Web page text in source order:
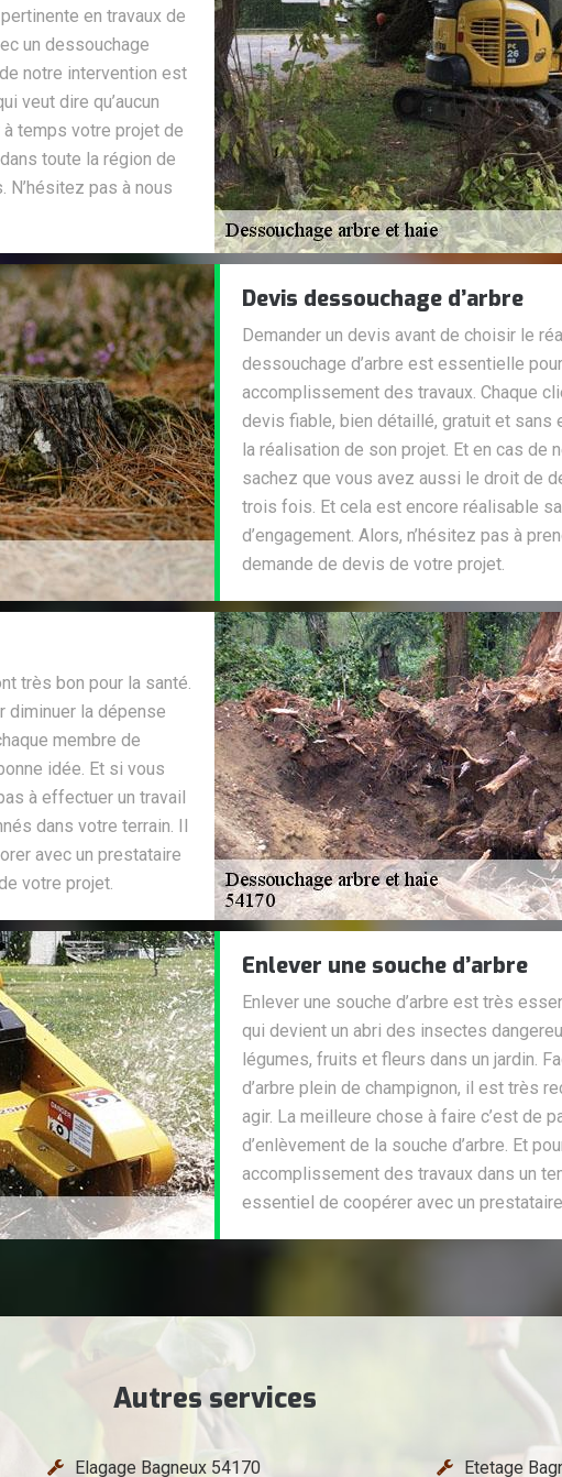
en travaux de
un dessouchage
notre intervention est
veut dire qu’aucun
temps votre projet de
toute la région de
N’hésitez pas à nous
Devis dessouchage d’arbre
Demander un devis avant de choisir le
dessouchage d’arbre est essentielle
accomplissement des travaux. Chaque
devis fiable, bien détaillé, gratuit et sans
la réalisation de son projet. Et en cas de
sachez que vous avez aussi le droit de
trois fois. Et cela est encore réalisable
d’engagement. Alors, n’hésitez pas à
demande de devis de votre projet.
très bon pour la santé.
diminuer la dépense
membre de
idée. Et si vous
à effectuer un travail
dans votre terrain. Il
avec un prestataire
votre projet.
Enlever une souche d’arbre
Enlever une souche d’arbre est très
qui devient un abri des insectes
légumes, fruits et fleurs dans un jardin.
d’arbre plein de champignon, il est très
agir. La meilleure chose à faire c’est de
d’enlèvement de la souche d’arbre. Et
accomplissement des travaux dans un
essentiel de coopérer avec un
Autres services
Elagage Bagneux 54170 Etetage